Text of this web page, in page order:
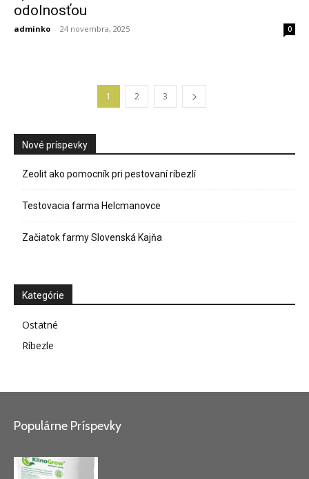
odolnosťou
adminko - 24 novembra, 2025 0
1 2 3
Nové príspevky
Zeolit ako pomocník pri pestovaní ríbezlí
Testovacia farma Helcmanovce
Začiatok farmy Slovenská Kajňa
Kategórie
Ostatné
Ríbezle
Populárne Príspevky